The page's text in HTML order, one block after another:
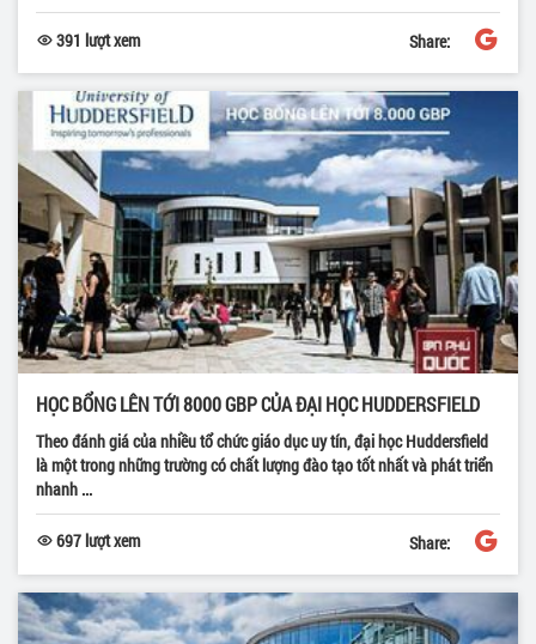
391 lượt xem Share:
HỌC BỔNG LÊN TỚI 8000 GBP CỦA ĐẠI HỌC HUDDERSFIELD
Theo đánh giá của nhiều tổ chức giáo dục uy tín, đại học Huddersfield
là một trong những trường có chất lượng đào tạo tốt nhất và phát triển
nhanh ...
697 lượt xem Share: